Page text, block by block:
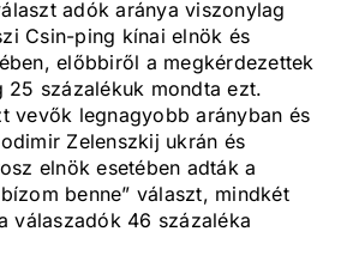
adók aránya viszonylag
Csin-ping kínai elnök és
előbbiről a megkérdezettek
százalékuk mondta ezt.
vevők legnagyobb arányban és
Zelenszkij ukrán és
elnök esetében adták a
benne” választ, mindkét
válaszadók 46 százaléka